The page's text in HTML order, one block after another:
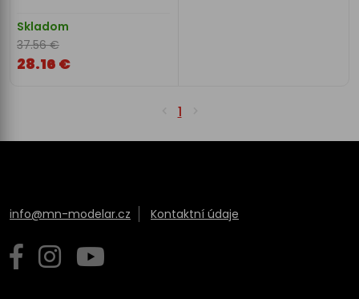
Skladom
37.56 €
28.16 €
1
info@mn-modelar.cz Kontaktní údaje